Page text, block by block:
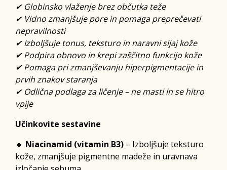
✔ Globinsko vlaženje brez občutka teže
✔ Vidno zmanjšuje pore in pomaga preprečevati
nepravilnosti
✔ Izboljšuje tonus, teksturo in naravni sijaj kože
✔ Podpira obnovo in krepi zaščitno funkcijo kože
✔ Pomaga pri zmanjševanju hiperpigmentacije in
prvih znakov staranja
✔ Odlična podlaga za ličenje – ne masti in se hitro
vpije
Učinkovite sestavine
🔸 Niacinamid (vitamin B3) – Izboljšuje teksturo
kože, zmanjšuje pigmentne madeže in uravnava